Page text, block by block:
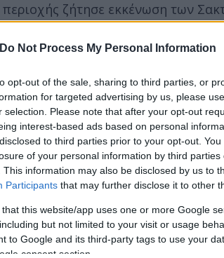
Do Not Process My Personal Information
opt-out of the sale, sharing to third parties, or
for targeted advertising by us, please
selection. Please note that after your opt-out
interest-based ads based on personal
to third parties prior to your opt-out.
of your personal information by third parties
This information may also be disclosed by us to
Participants that may further disclose it to other
that this website/app uses one or more Google
but not limited to your visit or usage
to Google and its third-party tags to use your
consent section.
ζήτησε εκκένωση των